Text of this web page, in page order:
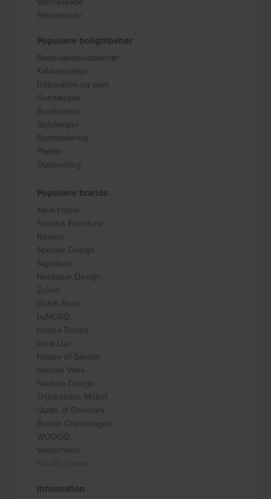
Skriveborde
Populære boligtilbehør
Badeværelsestilbehør
Køkkenudstyr
Dekoration og pynt
Gulvtæpper
Bordlamper
Gulvlamper
Borddækning
Plaider
Opbevaring
Populære brands
Kave Home
Nordlys Furniture
Rowico
Spinder Design
Signature
Nordique Design
Zuiver
Dutch Bone
byNORD
House Doctor
Ideal Lux
House of Sander
Nicolas Vahé
Nielsen Design
Oscarssons Móbel
Quilts of Denmark
Broste Copenhagen
WOOOD
Vesterholm
Information